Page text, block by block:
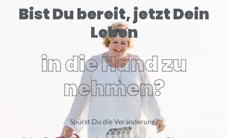
Bist Du bereit, jetzt Dein
Leben
in die Hand zu
nehmen?
Spürst Du die Veränderung?